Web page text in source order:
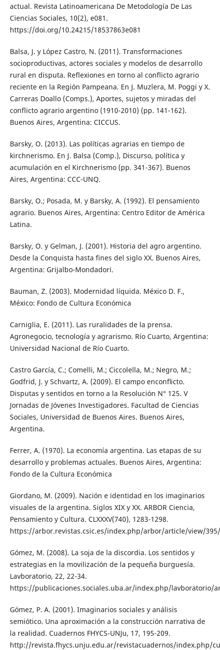
actual. Revista Latinoamericana De Metodología De Las
Ciencias Sociales, 10(2), e081.
https://doi.org/10.24215/18537863e081
Balsa, J. y López Castro, N. (2011). Transformaciones
socioproductivas, actores sociales y modelos de desarrollo
rural en disputa. Reflexiones en torno al conflicto agrario
reciente en la Región Pampeana. En J. Muzlera, M. Poggi y X.
Carreras Doallo (Comps.), Aportes, sujetos y miradas del
conflicto agrario argentino (1910-2010) (pp. 141-162).
Buenos Aires, Argentina: CICCUS.
Barsky, O. (2013). Las políticas agrarias en tiempo de
kirchnerismo. En J. Balsa (Comp.), Discurso, política y
acumulación en el Kirchnerismo (pp. 341-367). Buenos
Aires, Argentina: CCC-UNQ.
Barsky, O.; Posada, M. y Barsky, A. (1992). El pensamiento
agrario. Buenos Aires, Argentina: Centro Editor de América
Latina.
Barsky, O. y Gelman, J. (2001). Historia del agro argentino.
Desde la Conquista hasta fines del siglo XX. Buenos Aires,
Argentina: Grijalbo-Mondadori.
Bauman, Z. (2003). Modernidad líquida. México D. F.,
México: Fondo de Cultura Económica
Carniglia, E. (2011). Las ruralidades de la prensa.
Agronegocio, tecnología y agrarismo. Río Cuarto, Argentina:
Universidad Nacional de Río Cuarto.
Castro García, C.; Comelli, M.; Ciccolella, M.; Negro, M.;
Godfrid, J. y Schvartz, A. (2009). El campo enconﬂicto.
Disputas y sentidos en torno a la Resolución N° 125. V
Jornadas de Jóvenes Investigadores. Facultad de Ciencias
Sociales, Universidad de Buenos Aires. Buenos Aires,
Argentina.
Ferrer, A. (1970). La economía argentina. Las etapas de su
desarrollo y problemas actuales. Buenos Aires, Argentina:
Fondo de la Cultura Económica
Giordano, M. (2009). Nación e identidad en los imaginarios
visuales de la argentina. Siglos XIX y XX. ARBOR Ciencia,
Pensamiento y Cultura. CLXXXV(740), 1283-1298.
https://arbor.revistas.csic.es/index.php/arbor/article/view/
Gómez, M. (2008). La soja de la discordia. Los sentidos y
estrategias en la movilización de la pequeña burguesía.
Lavboratorio, 22, 22-34.
https://publicaciones.sociales.uba.ar/index.php/lavboratorio/
Gómez, P. A. (2001). Imaginarios sociales y análisis
semiótico. Una aproximación a la construcción narrativa de
la realidad. Cuadernos FHYCS-UNJu, 17, 195-209.
http://revista.fhycs.unju.edu.ar/revistacuadernos/index.php/